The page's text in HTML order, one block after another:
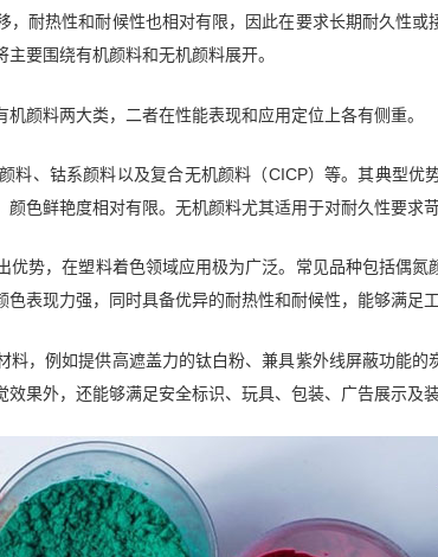
耐热性和耐候性也相对有限，因此在要求长期耐久性或
要围绕有机颜料和无机颜料展开。
颜料两大类，二者在性能表现和应用定位上各有侧重。
料、钴系颜料以及复合无机颜料（CICP）等。其典型优
色鲜艳度相对有限。无机颜料尤其适用于对耐久性要求
势，在塑料着色领域应用极为广泛。常见品种包括偶氮
表现力强，同时具备优异的耐热性和耐候性，能够满足
，例如提供高遮盖力的钛白粉、兼具紫外线屏蔽功能
果外，还能够满足安全标识、玩具、包装、广告展示及